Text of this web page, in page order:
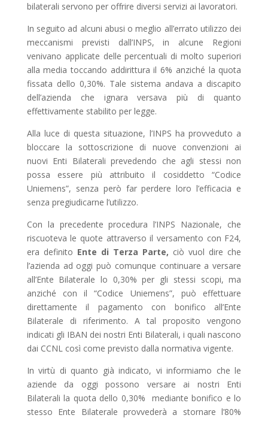
bilaterali servono per offrire diversi servizi ai lavoratori.
In seguito ad alcuni abusi o meglio all’errato utilizzo dei
meccanismi previsti dall’INPS, in alcune Regioni
venivano applicate delle percentuali di molto superiori
alla media toccando addirittura il 6% anziché la quota
fissata dello 0,30%. Tale sistema andava a discapito
dell’azienda che ignara versava più di quanto
effettivamente stabilito per legge.
Alla luce di questa situazione, l’INPS ha provveduto a
bloccare la sottoscrizione di nuove convenzioni ai
nuovi Enti Bilaterali prevedendo che agli stessi non
possa essere più attribuito il cosiddetto “Codice
Uniemens”, senza però far perdere loro l’efficacia e
senza pregiudicarne l’utilizzo.
Con la precedente procedura l’INPS Nazionale, che
riscuoteva le quote attraverso il versamento con F24,
era definito Ente di Terza Parte, ciò vuol dire che
l’azienda ad oggi può comunque continuare a versare
all’Ente Bilaterale lo 0,30% per gli stessi scopi, ma
anziché con il “Codice Uniemens”, può effettuare
direttamente il pagamento con bonifico all’Ente
Bilaterale di riferimento. A tal proposito vengono
indicati gli IBAN dei nostri Enti Bilaterali, i quali nascono
dai CCNL così come previsto dalla normativa vigente.
In virtù di quanto già indicato, vi informiamo che le
aziende da oggi possono versare ai nostri Enti
Bilaterali la quota dello 0,30% mediante bonifico e lo
stesso Ente Bilaterale provvederà a stornare l’80%